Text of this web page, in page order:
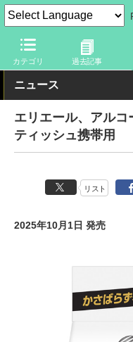
カテゴリ 過去記事
トラベル Watch 旅のアイ
ニュース
エリエール、アルコ
ティッシュ携帯用
リスト
2025年10月1日 発売